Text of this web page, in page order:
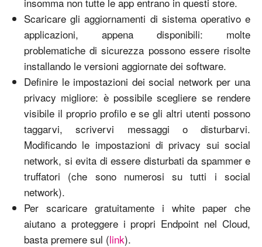
Scaricare gli aggiornamenti di sistema operativo e
applicazioni, appena disponibili: molte
problematiche di sicurezza possono essere risolte
installando le versioni aggiornate dei software.
Definire le impostazioni dei social network per una
privacy migliore: è possibile scegliere se rendere
visibile il proprio profilo e se gli altri utenti possono
taggarvi, scrivervi messaggi o disturbarvi.
Modificando le impostazioni di privacy sui social
network, si evita di essere disturbati da spammer e
truffatori (che sono numerosi su tutti i social
network).
Per scaricare gratuitamente i white paper che
aiutano a proteggere i propri Endpoint nel Cloud,
basta premere sul (link).